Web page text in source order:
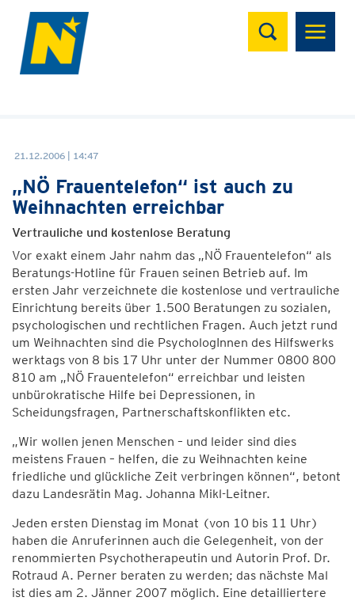
Suchen
21.12.2006 | 14:47
„NÖ Frauentelefon“ ist auch zu
Weihnachten erreichbar
Vertrauliche und kostenlose Beratung
Vor exakt einem Jahr nahm das „NÖ Frauentelefon“ als
Beratungs-Hotline für Frauen seinen Betrieb auf. Im
ersten Jahr verzeichnete die kostenlose und vertrauliche
Einrichtung bereits über 1.500 Beratungen zu sozialen,
psychologischen und rechtlichen Fragen. Auch jetzt rund
um Weihnachten sind die PsychologInnen des Hilfswerks
werktags von 8 bis 17 Uhr unter der Nummer 0800 800
810 am „NÖ Frauentelefon“ erreichbar und leisten
unbürokratische Hilfe bei Depressionen, in
Scheidungsfragen, Partnerschaftskonflikten etc.
„Wir wollen jenen Menschen – und leider sind dies
meistens Frauen – helfen, die zu Weihnachten keine
friedliche und glückliche Zeit verbringen können“, betont
dazu Landesrätin Mag. Johanna Mikl-Leitner.
Jeden ersten Dienstag im Monat (von 10 bis 11 Uhr)
haben die Anruferinnen auch die Gelegenheit, von der
renommierten Psychotherapeutin und Autorin Prof. Dr.
Rotraud A. Perner beraten zu werden; das nächste Mal
ist dies am 2. Jänner 2007 möglich. Eine detailliertere